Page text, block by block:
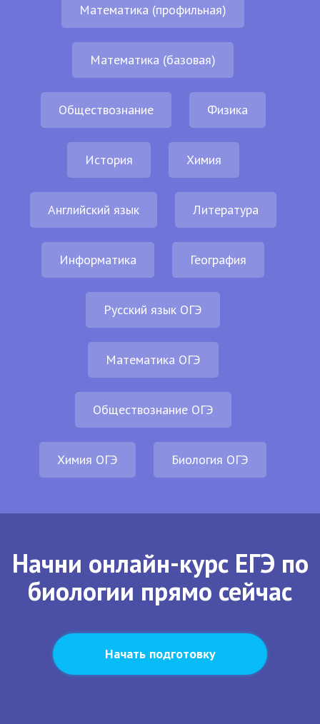
Математика (профильная)
Математика (базовая)
Обществознание Физика
История Химия
Английский язык Литература
Информатика География
Русский язык ОГЭ
Математика ОГЭ
Обществознание ОГЭ
Химия ОГЭ Биология ОГЭ
Начни онлайн-курс ЕГЭ по
биологии прямо сейчас
Начать подготовку